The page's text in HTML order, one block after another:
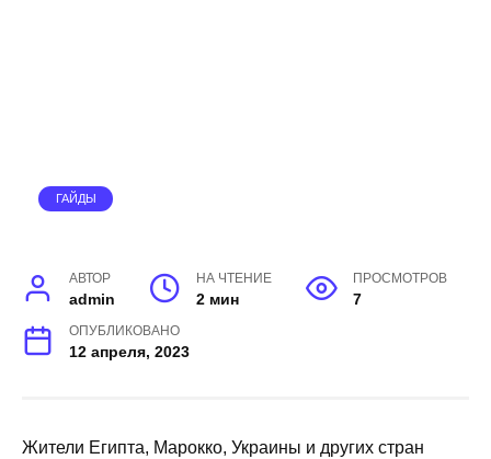
ГАЙДЫ
АВТОР
admin
НА ЧТЕНИЕ
2 мин
ПРОСМОТРОВ
7
ОПУБЛИКОВАНО
12 апреля, 2023
Жители Египта, Марокко, Украины и других стран